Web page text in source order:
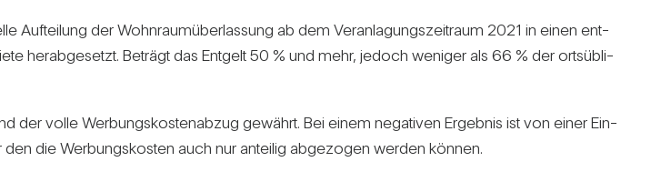
Auf­tei­lung der Wohn­raum­über­las­sung ab dem Ver­an­la­gungs­zeit­raum 2021 in einen ent­
her­ab­ge­setzt. Beträgt das Ent­gelt 50 % und mehr, jedoch weniger als 66 % der orts­üb­li­
der volle Wer­bungs­kos­ten­abzug gewährt. Bei einem nega­tiven Ergebnis ist von einer Ein­
die Wer­bungs­kosten auch nur anteilig abge­zogen werden können.